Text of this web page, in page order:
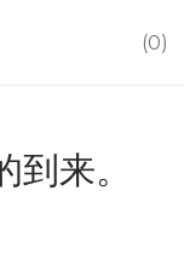
0
来。